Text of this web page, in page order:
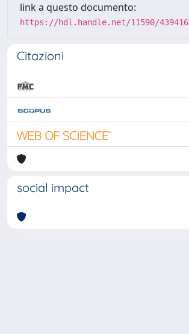
link a questo documento:
https://hdl.handle.net/11590/439416
Citazioni
social impact